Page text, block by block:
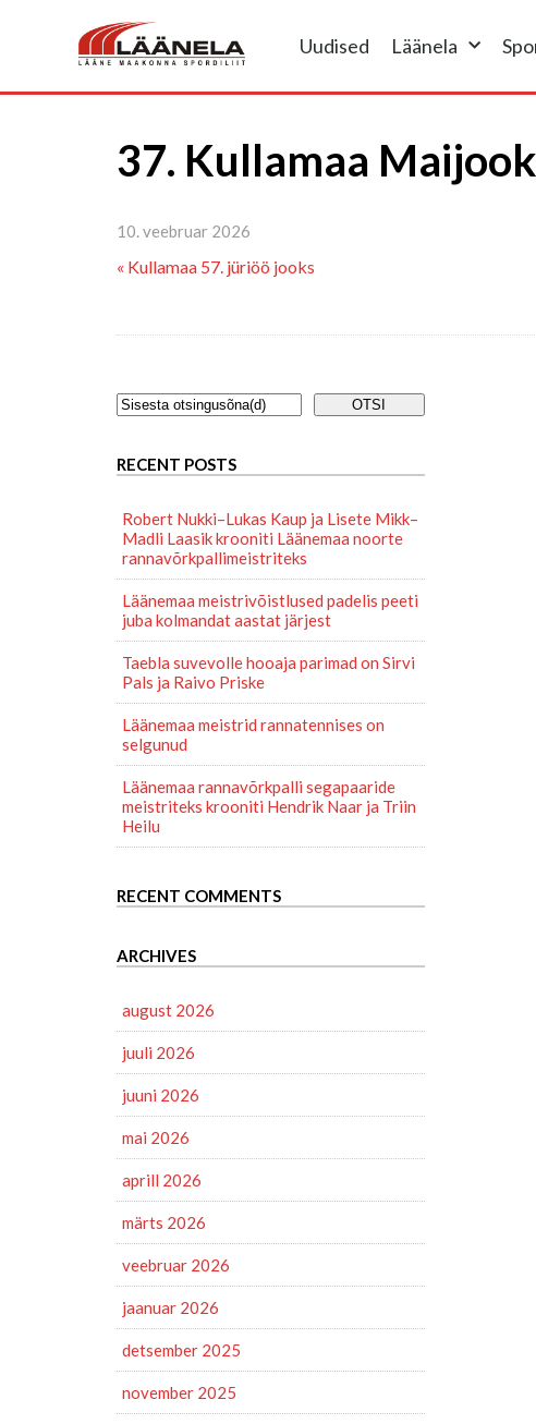
Uudised Läänela
37. Kullamaa
10. veebruar 2026
« Kullamaa 57. jüriöö jooks
RECENT POSTS
Robert Nukki–Lukas Kaup ja Lisete Mikk–
Madli Laasik krooniti Läänemaa noorte
rannavõrkpallimeistriteks
Läänemaa meistrivõistlused padelis peeti
juba kolmandat aastat järjest
Taebla suvevolle hooaja parimad on Sirvi
Pals ja Raivo Priske
Läänemaa meistrid rannatennises on
selgunud
Läänemaa rannavõrkpalli segapaaride
meistriteks krooniti Hendrik Naar ja Triin
Heilu
RECENT COMMENTS
ARCHIVES
august 2026
juuli 2026
juuni 2026
mai 2026
aprill 2026
märts 2026
veebruar 2026
jaanuar 2026
detsember 2025
november 2025